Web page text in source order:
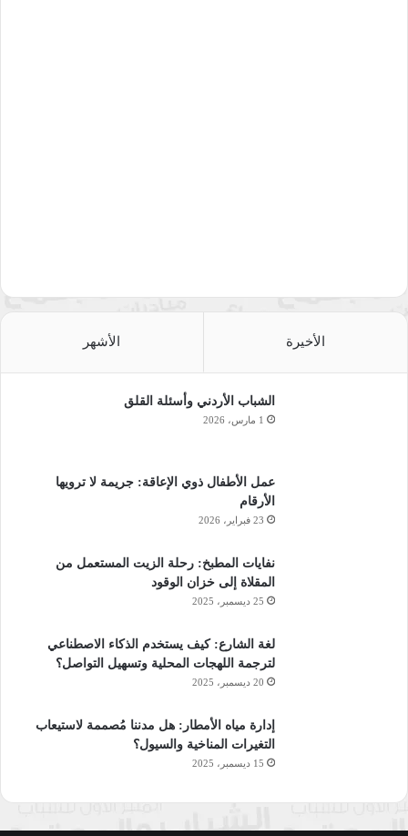
الأخيرة الأشهر
الشباب الأردني وأسئلة القلق
1 مارس، 2026
عمل الأطفال ذوي الإعاقة: جريمة لا ترويها
الأرقام
23 فبراير، 2026
نفايات المطبخ: رحلة الزيت المستعمل من
المقلاة إلى خزان الوقود
25 ديسمبر، 2025
لغة الشارع: كيف يستخدم الذكاء الاصطناعي
لترجمة اللهجات المحلية وتسهيل التواصل؟
20 ديسمبر، 2025
إدارة مياه الأمطار: هل مدننا مُصممة لاستيعاب
التغيرات المناخية والسيول؟
15 ديسمبر، 2025